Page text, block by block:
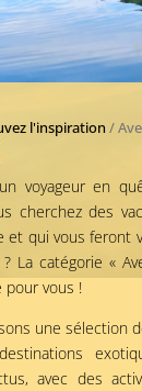
l'inspiration /
voyageur en
cherchez des
et qui vous feront
? La catégorie «
vous !
une sélection
avec des